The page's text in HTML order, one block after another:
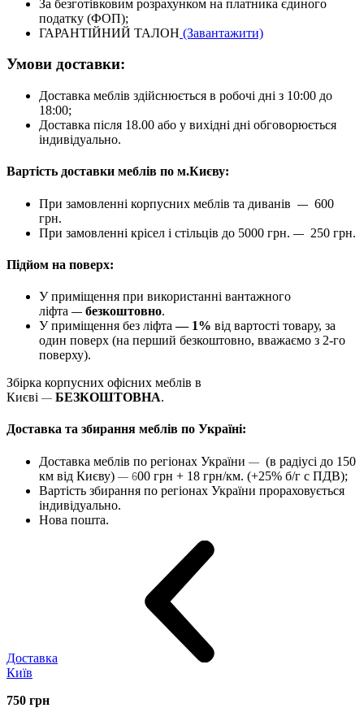
За безготівковим розрахунком на платника єдиного
податку (ФОП);
ГАРАНТІЙНИЙ ТАЛОН (Завантажити)
Умови доставки:
Доставка меблів здійснюється в робочі дні з 10:00 до
18:00;
Доставка після 18.00 або у вихідні дні обговорюється
індивідуально.
Вартість доставки меблів по м.Києву:
При замовленні корпусних меблів та диванів — 600
грн.
При замовленні крісел і стільців до 5000 грн. — 250 грн.
Підйом на поверх:
У приміщення при використанні вантажного
ліфта — безкоштовно.
У приміщення без ліфта— 1% від вартості товару, за
один поверх (на перший безкоштовно, вважаємо з 2-го
поверху).
Збірка корпусних офісних меблів в
Києві — БЕЗКОШТОВНА.
Доставка та збирання меблів по Україні:
Доставка меблів по регіонах України — (в радіусі до 150
км від Києву) — 600 грн + 18 грн/км. (+25% б/г с ПДВ);
Вартість збирання по регіонах України прораховується
індивідуально.
Нова пошта.
Доставка
Київ
750 грн